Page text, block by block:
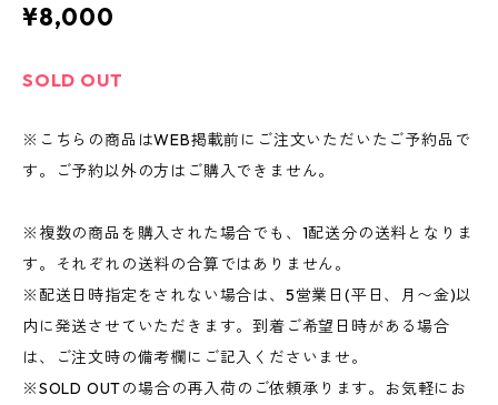
¥8,000
SOLD OUT
※こちらの商品はWEB掲載前にご注文いただいたご予約品で
す。ご予約以外の方はご購入できません。
※複数の商品を購入された場合でも、1配送分の送料となりま
す。それぞれの送料の合算ではありません。
※配送日時指定をされない場合は、5営業日(平日、月〜金)以
内に発送させていただきます。到着ご希望日時がある場合
は、ご注文時の備考欄にご記入くださいませ。
※SOLD OUTの場合の再入荷のご依頼承ります。お気軽にお